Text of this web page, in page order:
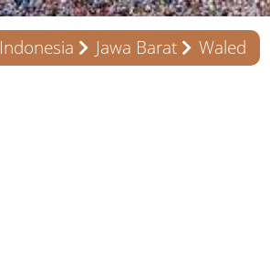
Indonesia Jawa Barat Waled